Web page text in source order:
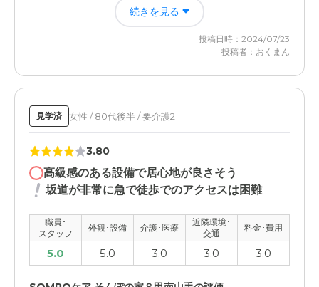
広い施設で掃除も行き届ききれいなのですが、その為介護
者ひとりひとりになかなか目が行かない場合があるとの事
続きを見る
投稿日時：2024/07/23
投稿者：おくまん
見学済 女性 / 80代後半 / 要介護2
3.80
高級感のある設備で居心地が良さそう
坂道が非常に急で徒歩でのアクセスは困難
職員･
スタッフ
外観･設備 介護･医療
近隣環境･
交通
料金･費用
5.0 5.0 3.0 3.0 3.0